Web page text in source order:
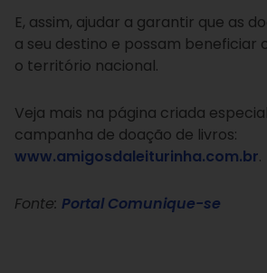
E, assim, ajudar a garantir que as
a seu destino e possam beneficiar
o território nacional.
Veja mais na página criada
campanha de doação de livros:
www.amigosdaleiturinha.com.br.
Fonte: Portal Comunique-se